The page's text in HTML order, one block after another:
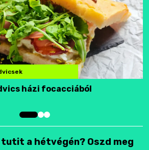
házi focacciából
a hétvégén? Oszd meg